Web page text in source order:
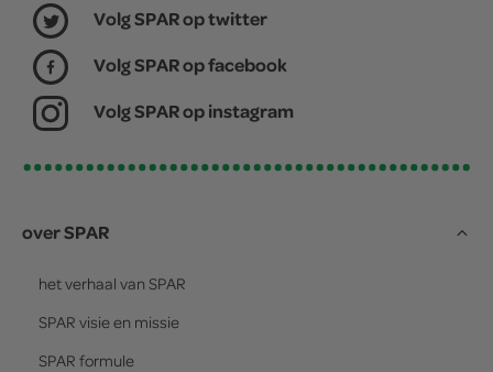
Volg SPAR op twitter
Volg SPAR op facebook
Volg SPAR op instagram
over SPAR
het verhaal van SPAR
SPAR visie en missie
SPAR formule